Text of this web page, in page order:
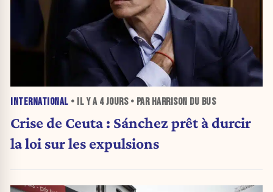
INTERNATIONAL • IL Y A 4 JOURS• PAR HARRISON DU BUS
Crise de Ceuta : Sánchez prêt à durcir
la loi sur les expulsions